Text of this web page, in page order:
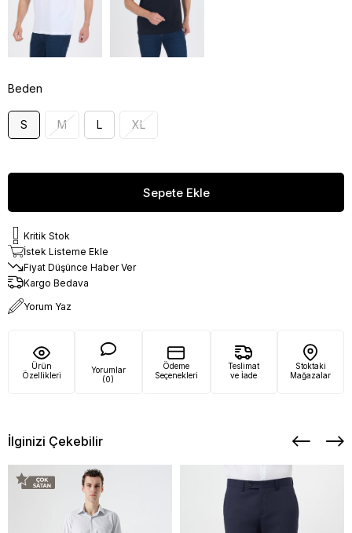
Beden
S M L XL
Kritik Stok
İstek Listeme Ekle
Fiyat Düşünce Haber Ver
Kargo Bedava
Yorum Yaz
Ürün
Özellikleri
Yorumlar
(0)
Ödeme
Seçenekleri
Teslimat
ve İade
Stoktaki
Mağazalar
İlginizi Çekebilir